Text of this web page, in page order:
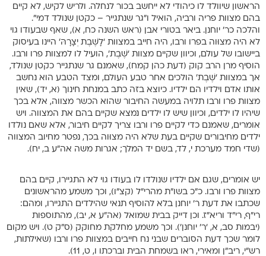
הראשון שיוולד לו כיהודי לא ייחשב בכור לנחלה. ולריש לקיש, לא קיים
בהם מצוות פריה ורביה, הואיל ו”גר שנתגייר – כקטן שנולד דמי”.
והלכה כר’ יוחנן. ביאר בטורי אבן (ראש השנה כח, א), שאף שבעודו גוי
לא היה מצוּוה בפרו ורבו, היה חייב במצוות ‘לָשֶׁבֶת יְצָרָהּ’ היינו בעיסוק
ביישובו של עולם, וכיוון שקיים מצוות ‘שֶׁבֶת’, הועיל לו למצוות פרו ורבו.
הוסיף מרן הרב קוק (דעת כהן קמח), שאמנם גר שנתגייר כקטן שנולד,
אך במצוות ‘שֶׁבֶת’ הולכים אחר טבע העולם, ומצד הטבע הוא נחשב
אותו אדם וילדיו הם ילדיו. כיוצא בזה כתב במנחת חינוך (א, יד), שאין
מצוות פרו ורבו תלויה במעשה החיבור שהוא הכשר מצווה, אלא בכך
שיהיו לו ילדים, וכיוון שיש לו ילדים נמצא שקיים בהם את המצווה. ויש
אומרים, שאמנם כדי לקיים פרו ורבו צריך לקיים חיבור, אלא שאם נולדו
ילדים מחיבורים שקיים בעת שלא היה מצוּוה בכך, נפטר מחיוב המצווה
(שדי חמד מערכת י, לד, בשם יד המלך; אגרות משה אה”ע ב, יח).
יש אומרים, שגם אם ילדיו שנולדו לו בעודו גוי לא התגיירו, קיים בהם
מצוות פרו ורבו. כ”כ בשו”ת מהרי”ל (קצ”ו), וכך משמע מהראשונים
שכתבו את דעת ר’ יוחנן בלא להוסיף תנאי שהילדים התגיירו, ומהם:
רי”ף, רי”ד וריא”ז. וכן דייק בבית שמואל (אה”ע א, יב), מהתוספות
(יבמות סב, א, ‘ר’ יוחנן’). וכך משמע מחלקת מחוקק (ס”ק ט). ויש מקום
לומר שכך דעת הסוברים שבני נח חייבים במצוות פרו ורבו (שאילתות,
רש”י, ריב”ן ומאירי, ראו בשמחת הבית וברכתו ו, ט, 11).